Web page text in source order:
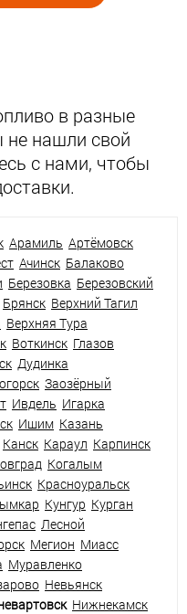
в разные
не нашли свой
с нами, чтобы
Арамиль Артёмовск
Ачинск Балаково
Березовка Березовский
Брянск Верхний Тагил
Верхняя Тура
Воткинск Глазов
Дудинка
Заозёрный
Ивдель Игарка
Ишим Казань
Канск Караул Карпинск
Когалым
Красноуральск
Кунгур Курган
Лесной
Мегион Миасс
Муравленко
Невьянск
Нижнекамск